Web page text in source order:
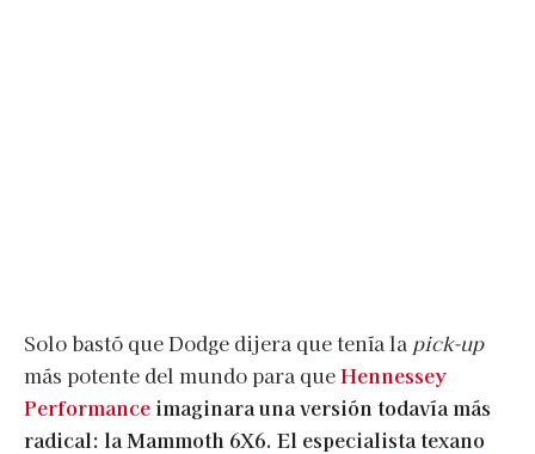
Solo bastó que Dodge dijera que tenía la pick-up
más potente del mundo para queHennessey
Performance imaginara una versión todavía más
radical: la Mammoth 6X6. El especialista texano